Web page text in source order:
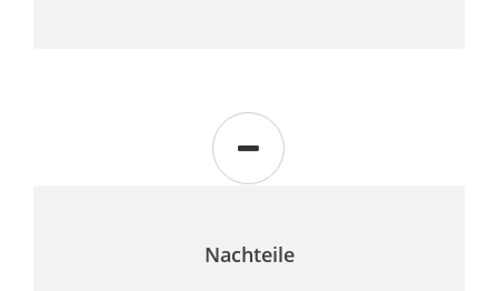
Nachteile